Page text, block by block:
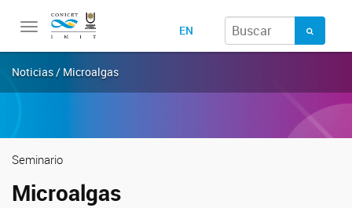
Toggle
EN
Noticias / Microalgas
Seminario
Microalgas